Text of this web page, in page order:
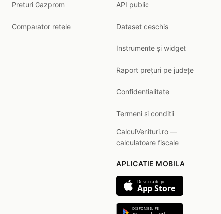
Preturi Gazprom
Comparator retele
API public
Dataset deschis
Instrumente și widget
Raport prețuri pe județe
Confidentialitate
Termeni si conditii
CalculVenituri.ro —
calculatoare fiscale
APLICATIE MOBILA
Descarca de pe
App Store
DISPONIBIL PE